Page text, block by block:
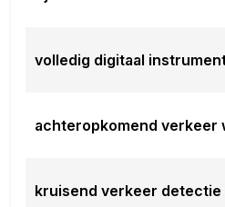
volledig digitaal
achteropkomend verkeer
kruisend verkeer detectie